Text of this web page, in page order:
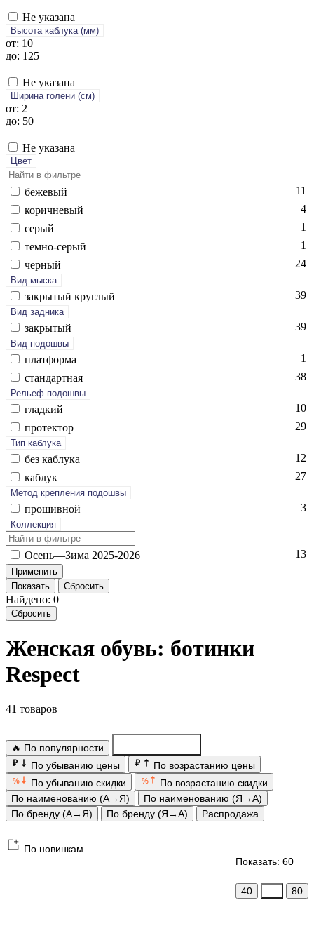
Не указана
Высота каблука (мм)
от: 10
до: 125
Не указана
Ширина голени (см)
от: 2
до: 50
Не указана
Цвет
бе­жевый
11
ко­рич­не­вый
4
се­рый
1
тем­но-се­рый
1
чер­ный
24
Вид мыска
зак­ры­тый круг­лый 39
Вид задника
зак­ры­тый 39
Вид подошвы
плат­форма
1
стан­дарт­ная
38
Рельеф подошвы
глад­кий
10
про­тек­тор
29
Тип каблука
без каб­лу­ка
12
каб­лук
27
Метод крепления подошвы
про­шив­ной 3
Коллекция
Осень—Зи­ма 2025-2026 13
Показать Сбросить
Найдено: 0
Сбросить
Женская обувь: ботинки
Respect
41 товаров
🔥 По популярности
₽ По убыванию цены ₽ По возрастанию цены
% По убыванию скидки %
По возрастанию скидки
По наименованию (А→Я)
По наименованию (Я→А)
По бренду (А→Я)
По бренду (Я→А) Распродажа
По новинкам
Показать: 60
40 80